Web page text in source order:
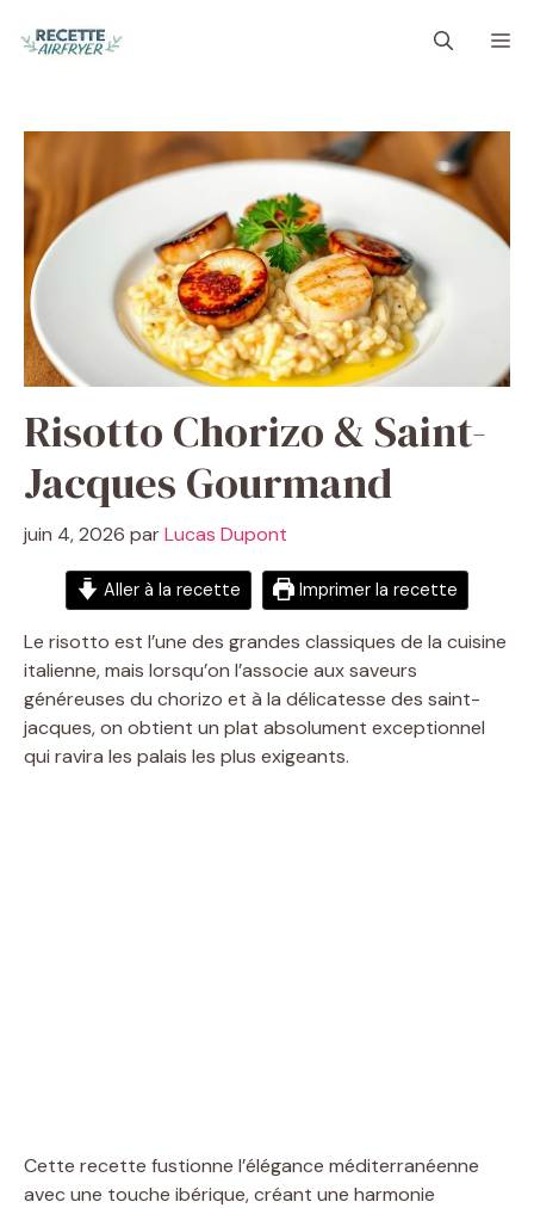
Risotto Chorizo & Saint-
Jacques Gourmand
juin 4, 2026 parLucas Dupont
Aller à la recette Imprimer la recette
Le risotto est l’une des grandes classiques de la cuisine
italienne, mais lorsqu’on l’associe aux saveurs
généreuses du chorizo et à la délicatesse des saint-
jacques, on obtient un plat absolument exceptionnel
qui ravira les palais les plus exigeants.
Cette recette fustionne l’élégance méditerranéenne
avec une touche ibérique, créant une harmonie